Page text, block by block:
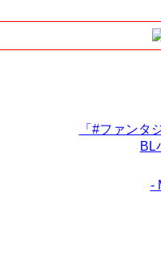
「#ファンタ
BL
-